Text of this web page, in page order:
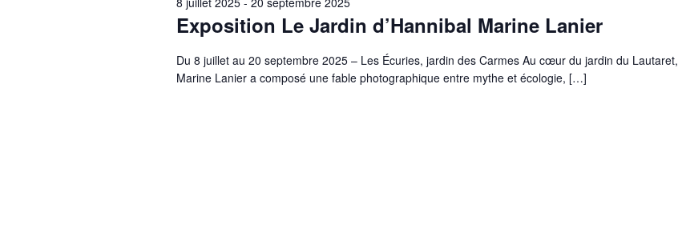
Exposition Le Jardin d’Hannibal Marine Lanier
Du 8 juillet au 20 septembre 2025 – Les Écuries, jardin des Carmes Au cœur du jardin du Lautaret,
Marine Lanier a composé une fable photographique entre mythe et écologie, […]